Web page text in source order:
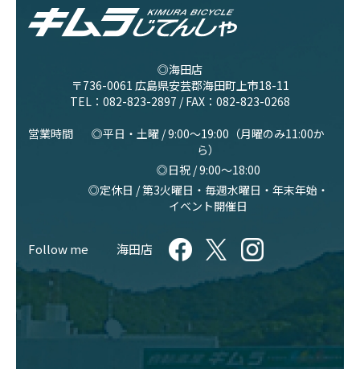
◎海田店
〒736-0061 広島県安芸郡海田町上市18-11
TEL： 082-823-2897 / FAX：082-823-0268
営業時間
◎平日・土曜 / 9:00〜19:00（月曜のみ11:00か
ら）
◎日祝 / 9:00〜18:00
◎定休日 / 第3火曜日・毎週水曜日・年末年始・
イベント開催日
Follow me 海田店